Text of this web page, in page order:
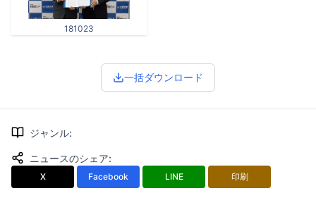
181023
一括ダウンロード
ジャンル:
ニュースのシェア:
X Facebook LINE 印刷